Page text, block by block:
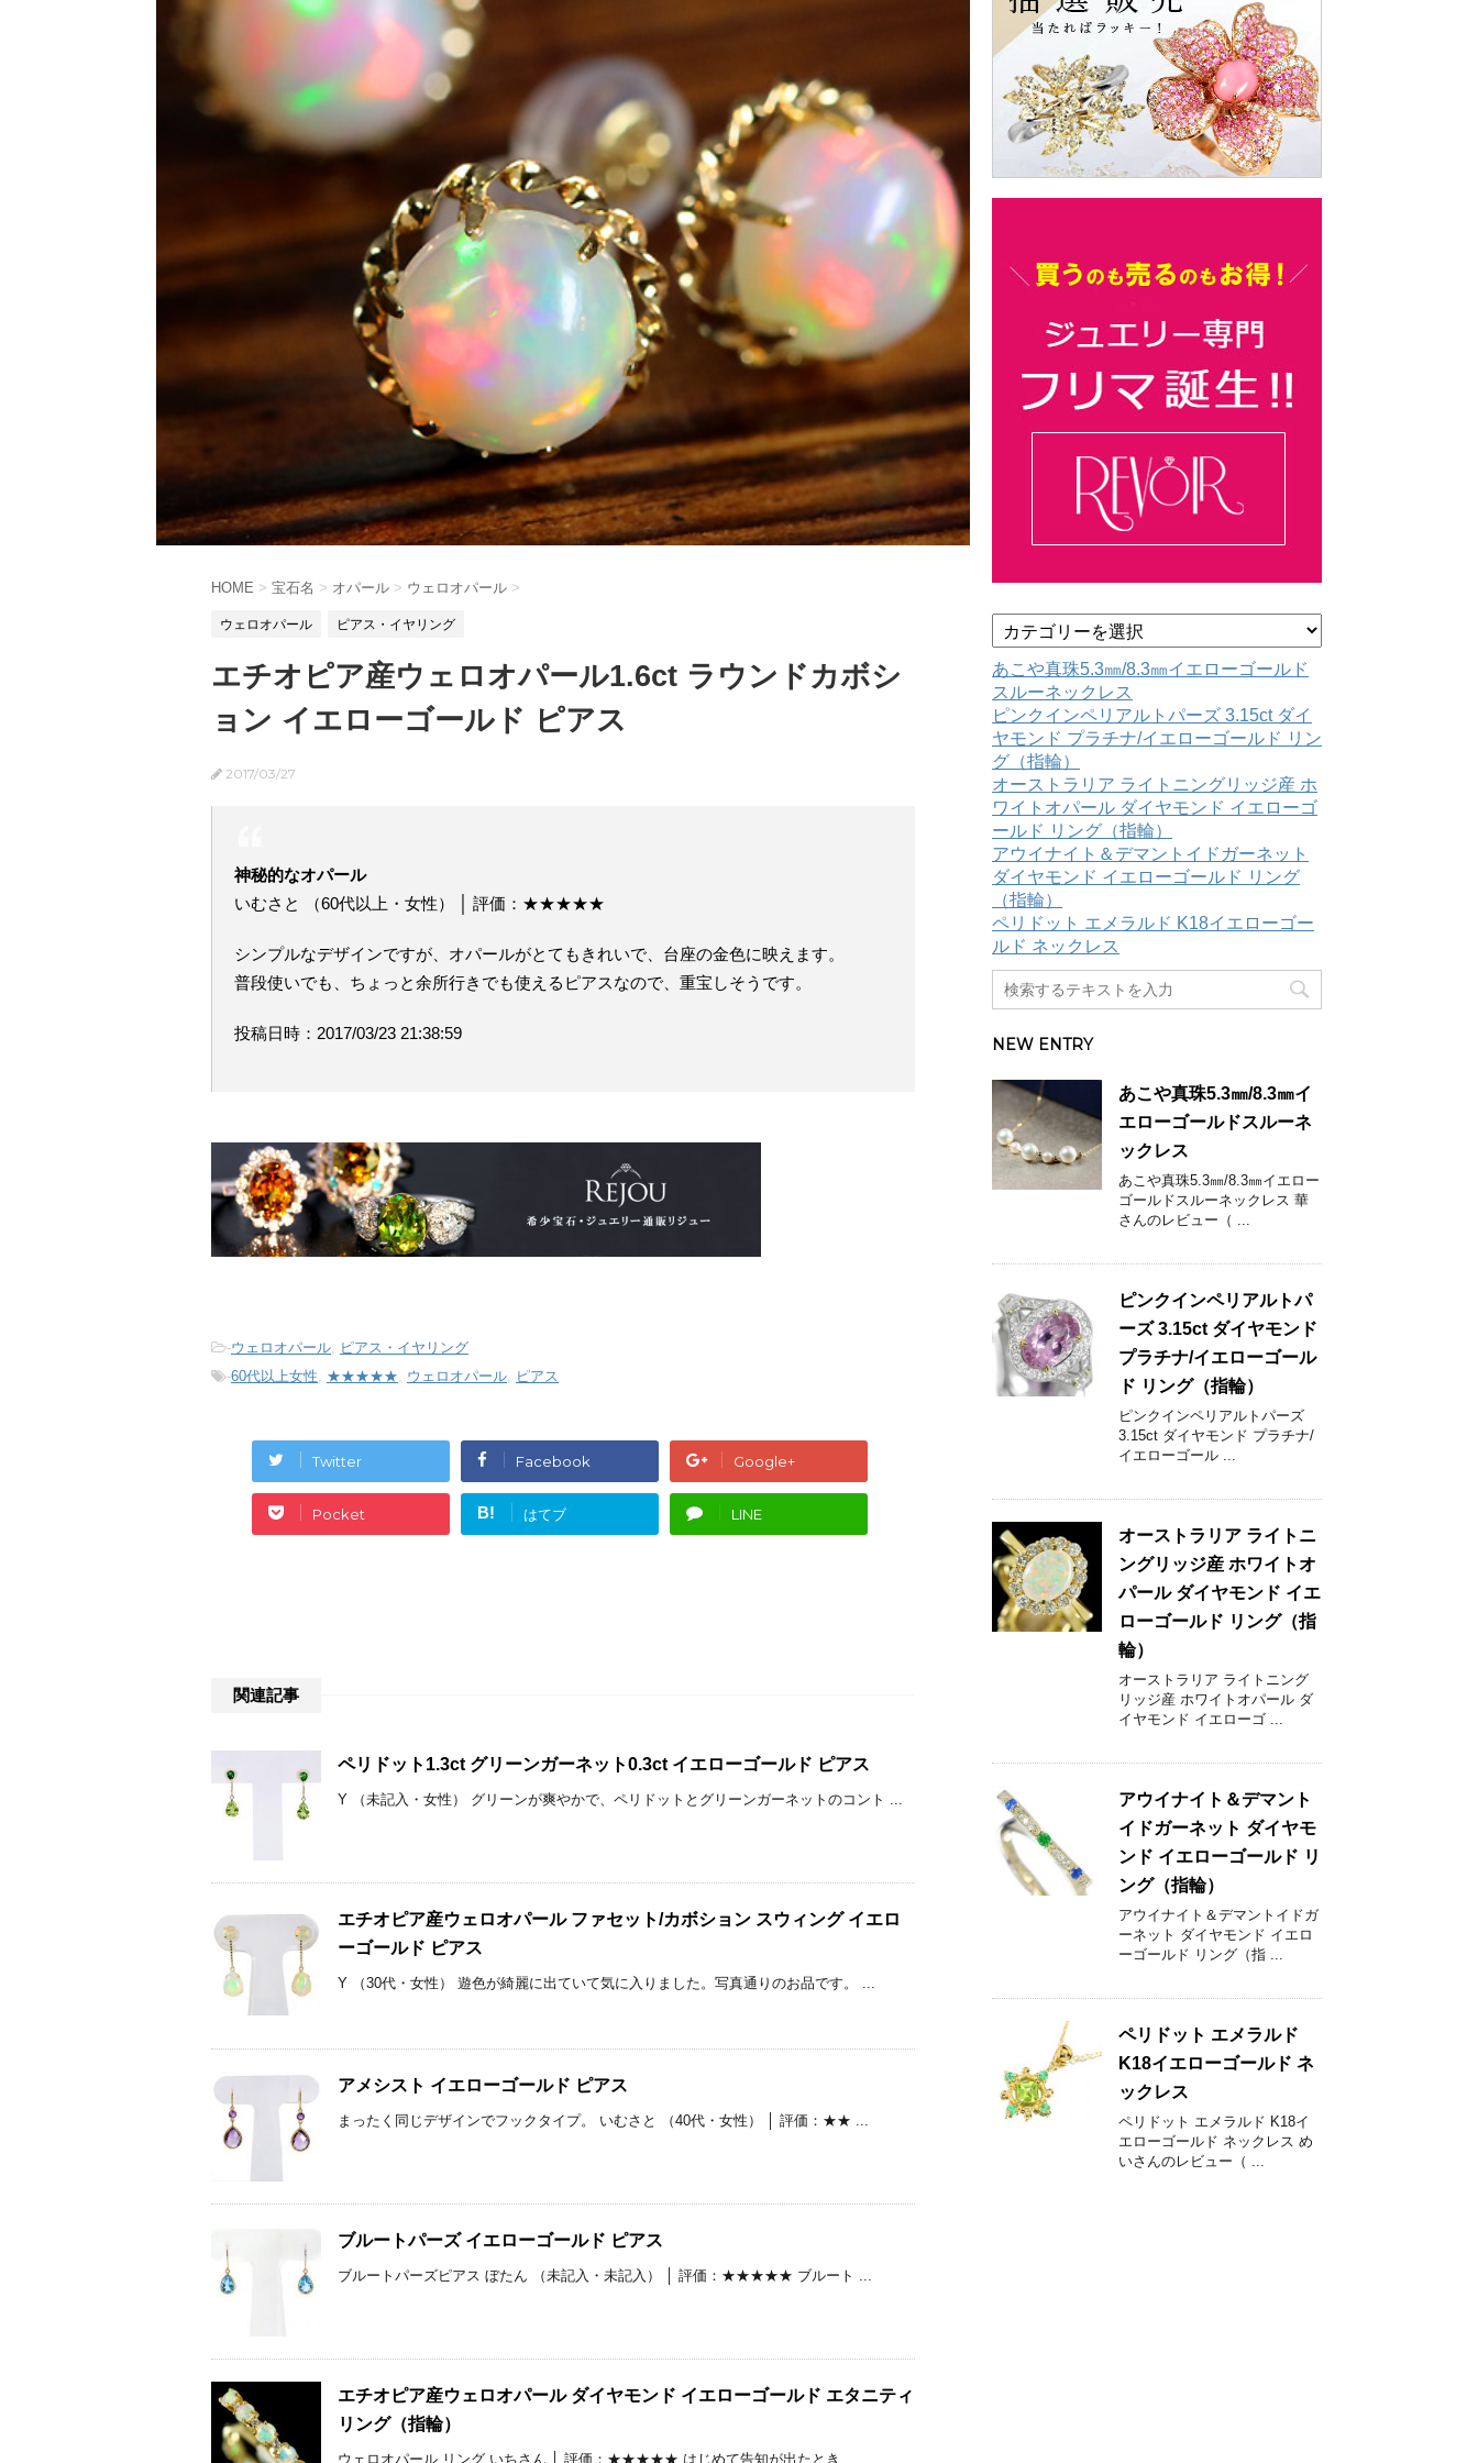
HOME > 宝石名 > オパール > ウェロオパール >
ウェロオパール ピアス・イヤリング
エチオピア産ウェロオパール1.6ct ラウンドカボシ
ョン イエローゴールド ピアス
2017/03/27
神秘的なオパール
いむさと （60代以上・女性） │ 評価：★★★★★
シンプルなデザインですが、オパールがとてもきれいで、台座の金色に映えます。
普段使いでも、ちょっと余所行きでも使えるピアスなので、重宝しそうです。
投稿日時：2017/03/23 21:38:59
-ウェロオパール, ピアス・イヤリング
-60代以上女性, ★★★★★, ウェロオパール, ピアス
Twitter Facebook Google+
Pocket B! はてブ LINE
関連記事
ペリドット1.3ct グリーンガーネット0.3ct イエローゴールド ピアス
Y （未記入・女性） グリーンが爽やかで、ペリドットとグリーンガーネットのコント ...
エチオピア産ウェロオパール ファセット/カボション スウィング イエロ
ーゴールド ピアス
Y （30代・女性） 遊色が綺麗に出ていて気に入りました。写真通りのお品です。 ...
アメシスト イエローゴールド ピアス
まったく同じデザインでフックタイプ。 いむさと （40代・女性） │ 評価：★★ ...
ブルートパーズ イエローゴールド ピアス
ブルートパーズピアス ぼたん （未記入・未記入） │ 評価：★★★★★ ブルート ...
エチオピア産ウェロオパール ダイヤモンド イエローゴールド エタニティ
リング（指輪）
ウェロオパール リング いちさん │ 評価：★★★★★ はじめて告知が出たとき、 ...
テ
ゴ
リ
ー
あこや真珠5.3㎜/8.3㎜イエローゴールド
スルーネックレス
ピンクインペリアルトパーズ 3.15ct ダイ
ヤモンド プラチナ/イエローゴールド リン
グ（指輪）
オーストラリア ライトニングリッジ産 ホ
ワイトオパール ダイヤモンド イエローゴ
ールド リング（指輪）
アウイナイト＆デマントイドガーネット
ダイヤモンド イエローゴールド リング
（指輪）
ペリドット エメラルド K18イエローゴー
ルド ネックレス
NEW ENTRY
あこや真珠5.3㎜/8.3㎜イ
エローゴールドスルーネ
ックレス
あこや真珠5.3㎜/8.3㎜イエロー
ゴールドスルーネックレス 華
さんのレビュー（ ...
ピンクインペリアルトパ
ーズ 3.15ct ダイヤモンド
プラチナ/イエローゴール
ド リング（指輪）
ピンクインペリアルトパーズ
3.15ct ダイヤモンド プラチナ/
イエローゴール ...
オーストラリア ライトニ
ングリッジ産 ホワイトオ
パール ダイヤモンド イエ
ローゴールド リング（指
輪）
オーストラリア ライトニング
リッジ産 ホワイトオパール ダ
イヤモンド イエローゴ ...
アウイナイト＆デマント
イドガーネット ダイヤモ
ンド イエローゴールド リ
ング（指輪）
アウイナイト＆デマントイドガ
ーネット ダイヤモンド イエロ
ーゴールド リング（指 ...
ペリドット エメラルド
K18イエローゴールド ネ
ックレス
ペリドット エメラルド K18イ
エローゴールド ネックレス め
いさんのレビュー（ ...